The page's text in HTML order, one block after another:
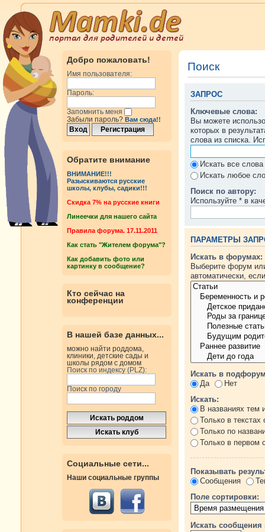
Добро пожаловать!
Имя пользователя:
Пароль:
Запомнить меня
Забыли пароль? Вам сюда!!
Обратите внимание
ВНИМАНИЕ!!!
Разыскиваются русские
школы, клубы, садики!!!
Cкидка 7% на русские книги
Линеечки для нашего сайта
Правила форума. 17.11.2011
Как стать "Жителем форума"?
Как добавить фото или
картинку в сообщение?
Кто сейчас на
конференции
В нашей базе данных...
можно найти роддома,
клиники, детские сады и
школы рядом с домом
Поиск по индексу (PLZ):
Поиск по городу
Социальные сети...
Наши социальные группы
Поиск
ЗАПРОС
Ключевые слова:
Вы можете
которых в
слова из списка.
Искать все слова
Искать любое
Поиск по автору:
Используйте * в
ПАРАМЕТРЫ
Искать в форумах:
Выберите форум
автоматически,
Искать в
Да
Нет
Искать:
В названиях тем
Только в
Только по
Только в первом
Показывать
Сообщения
Поле сортировки:
Искать сообщения